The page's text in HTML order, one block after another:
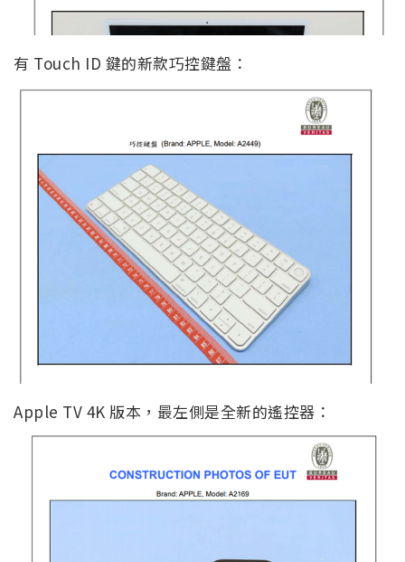
有 Touch ID 鍵的新款巧控鍵盤：
Apple TV 4K 版本，最左側是全新的遙控器：